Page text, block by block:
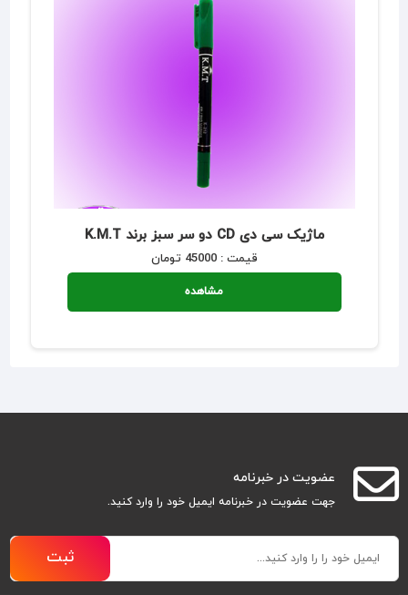
ماژیک سی دی CD دو سر سبز برند K.M.T
قیمت : 45000 تومان
مشاهده
عضویت در خبرنامه
جهت عضویت در خبرنامه ایمیل خود را وارد کنید.
ثبت